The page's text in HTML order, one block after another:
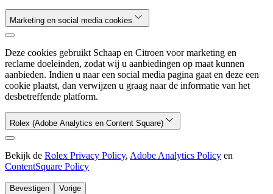
Marketing en social media cookies
Deze cookies gebruikt Schaap en Citroen voor marketing en
reclame doeleinden, zodat wij u aanbiedingen op maat kunnen
aanbieden. Indien u naar een social media pagina gaat en deze een
cookie plaatst, dan verwijzen u graag naar de informatie van het
desbetreffende platform.
Rolex (Adobe Analytics en Content Square)
Bekijk de Rolex Privacy Policy, Adobe Analytics Policy en
ContentSquare Policy
Bevestigen Vorige